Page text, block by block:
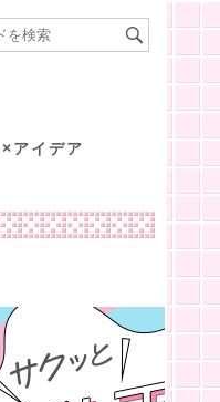
アイデア